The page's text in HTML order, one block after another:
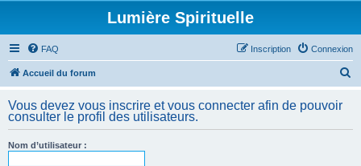
Lumière Spirituelle
FAQ Connexion
Inscription
Accueil du forum
h
Vous devez vous inscrire et vous connecter afin de pouvoir
consulter le profil des utilisateurs.
Nom d’utilisateur :